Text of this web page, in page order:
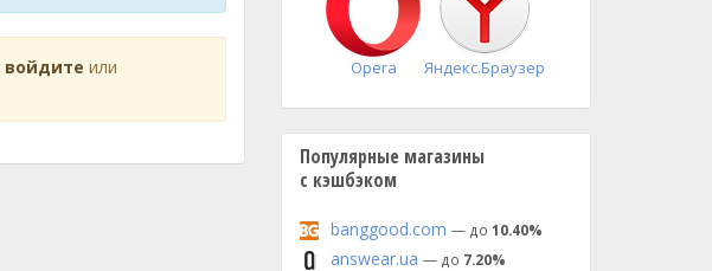
войдите или
Opera Яндекс.Браузер
Популярные магазины
с кэшбэком
banggood.com — до 10.40%
answear.ua — до 7.20%